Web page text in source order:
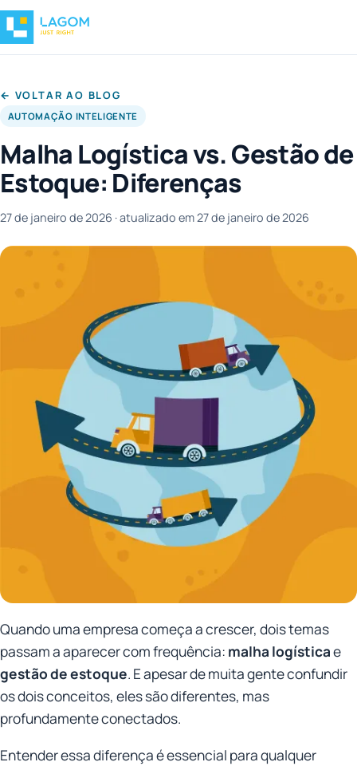
← VOLTAR AO BLOG
AUTOMAÇÃO INTELIGENTE
Malha Logística vs. Gestão de
Estoque: Diferenças
27 de janeiro de 2026 · atualizado em 27 de janeiro de 2026
Quando uma empresa começa a crescer, dois temas
passam a aparecer com frequência: malha logísticae
gestão de estoque. E apesar de muita gente confundir
os dois conceitos, eles são diferentes, mas
profundamente conectados.
Entender essa diferença é essencial para qualquer